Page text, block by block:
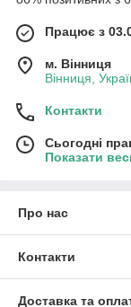
Працює з
м. Вінниця
Вінниця,
Контакти
Сьогодні
Показати
Про нас
Контакти
Доставка та